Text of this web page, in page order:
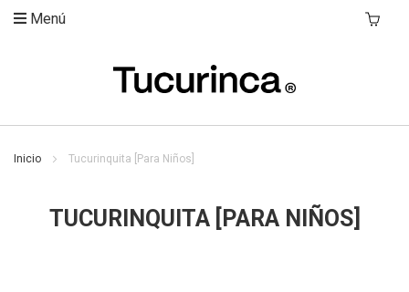
Menú Mi
Inicio Tucurinquita [Para Niños]
TUCURINQUITA [PARA NIÑOS]